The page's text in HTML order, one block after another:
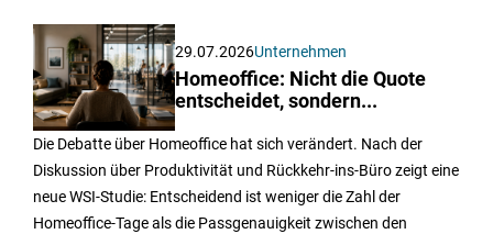
29.07.2026Unternehmen
Homeoffice: Nicht die Quote
entscheidet, sondern...
Die Debatte über Homeoffice hat sich verändert. Nach der
Diskussion über Produktivität und Rückkehr-ins-Büro zeigt eine
neue WSI-Studie: Entscheidend ist weniger die Zahl der
Homeoffice-Tage als die Passgenauigkeit zwischen den